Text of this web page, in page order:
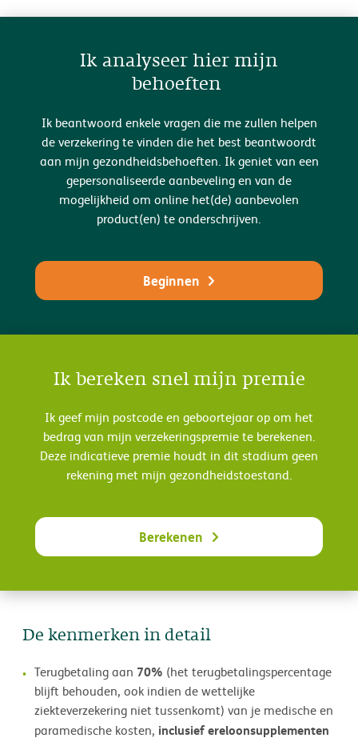
Ik analyseer hier mijn
behoeften
Ik beantwoord enkele vragen die me zullen helpen
de verzekering te vinden die het best beantwoordt
aan mijn gezondheidsbehoeften. Ik geniet van een
gepersonaliseerde aanbeveling en van de
mogelijkheid om online het(de) aanbevolen
product(en) te onderschrijven.
Beginnen
Ik bereken snel mijn premie
Ik geef mijn postcode en geboortejaar op om het
bedrag van mijn verzekeringspremie te berekenen.
Deze indicatieve premie houdt in dit stadium geen
rekening met mijn gezondheidstoestand.
Berekenen
De kenmerken in detail
Terugbetaling aan 70% (het terugbetalingspercentage
blijft behouden, ook indien de wettelijke
ziekteverzekering niet tussenkomt) van je medische en
paramedische kosten, inclusief ereloonsupplementen